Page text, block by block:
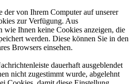
der von Ihrem Computer auf unserer
zur Verfügung. Aus
wie Ihnen keine Cookies anzeigen, die
werden. Diese können Sie in den
Browsers einsehen.
dauerhaft ausgeblendet
nicht zugestimmt wurde, abgelehnt